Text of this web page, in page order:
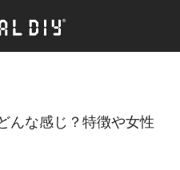
んな感じ？特徴や女性